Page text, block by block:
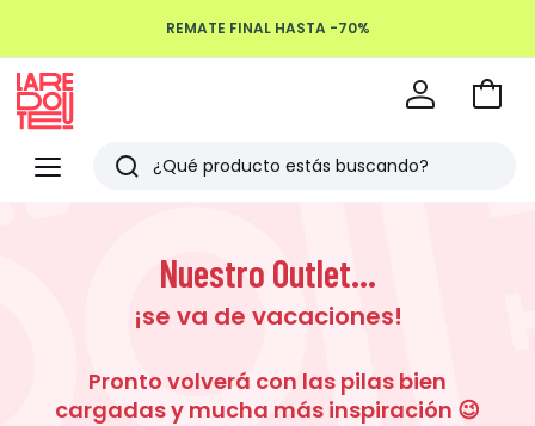
REMATE FINAL HASTA -70%
Menu
Redoute
Buscar
Últimos
vistos
Ir
Nuestro Outlet...
¡se va de vacaciones!
Pronto volverá con las pilas bien
cargadas y mucha más inspiración 😉